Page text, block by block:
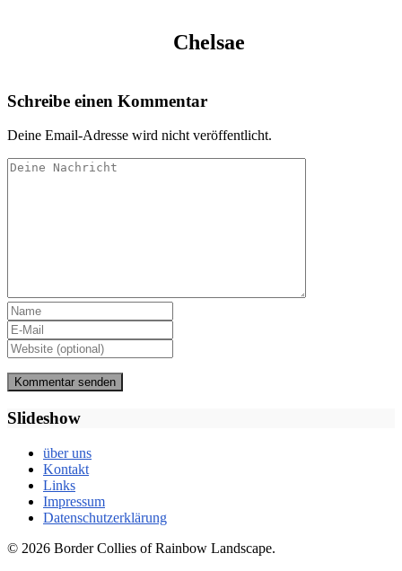
Chelsae
Schreibe einen Kommentar
Deine Email-Adresse wird nicht veröffentlicht.
Slideshow
über uns
Kontakt
Links
Impressum
Datenschutzerklärung
© 2026 Border Collies of Rainbow Landscape.